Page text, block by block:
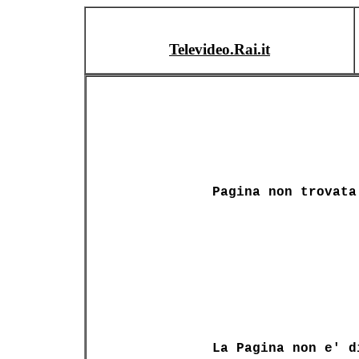
Televideo.Rai.it
Pagina non trovata
La Pagina non e'